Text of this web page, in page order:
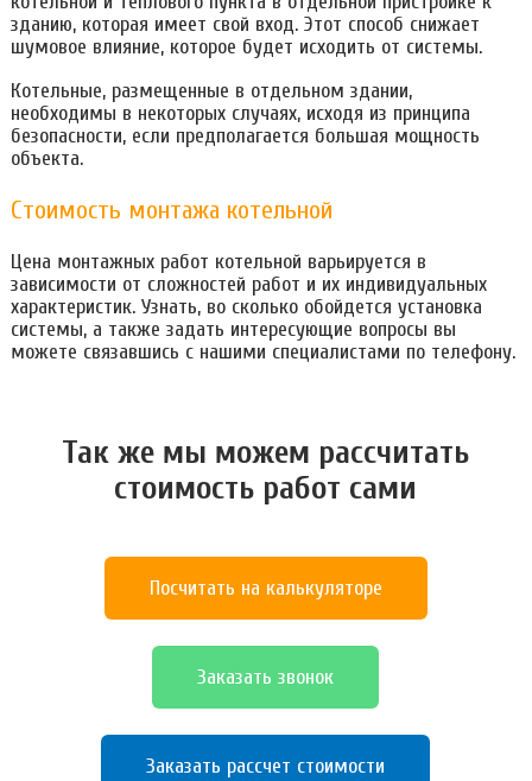
зданию, которая имеет свой вход. Этот способ снижает
шумовое влияние, которое будет исходить от системы.
Котельные, размещенные в отдельном здании,
необходимы в некоторых случаях, исходя из принципа
безопасности, если предполагается большая мощность
объекта.
Стоимость монтажа котельной
Цена монтажных работ котельной варьируется в
зависимости от сложностей работ и их индивидуальных
характеристик. Узнать, во сколько обойдется установка
системы, а также задать интересующие вопросы вы
можете связавшись с нашими специалистами по телефону.
Так же мы можем расcчитать
стоимость работ сами
Посчитать на калькуляторе
Заказать звонок
Заказать рассчет стоимости